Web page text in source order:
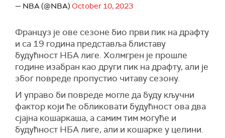
— NBA (@NBA) October 10, 2023
Француз је ове сезоне био први пик на драфту
и са 19 година представља блиставу
будућност НБА лиге. Холмгрен је прошле
године изабран као други пик на драфту, али је
због повреде пропустио читаву сезону.
И управо би повреде могле да буду кључни
фактор који ће обликовати будућност ова два
сјајна кошаркаша, а самим тим могуће и
будућност НБА лиге, али и кошарке у целини.